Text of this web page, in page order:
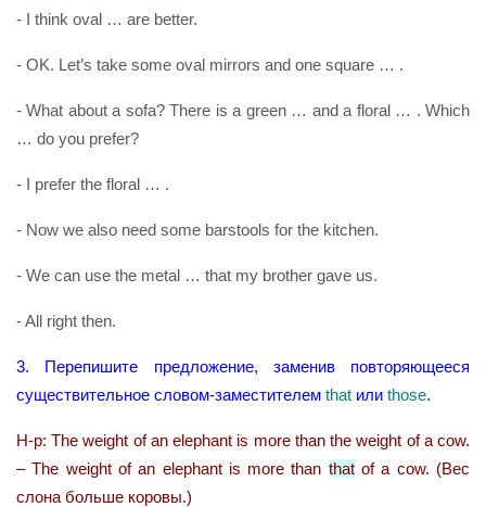
- I think oval … are better.
- OK. Let’s take some oval mirrors and one square … .
- What about a sofa? There is a green … and a floral … . Which
… do you prefer?
- I prefer the floral … .
- Now we also need some barstools for the kitchen.
- We can use the metal … that my brother gave us.
- All right then.
3. Перепишите предложение, заменив повторяющееся
существительное словом-заместителем that или those.
Н-р: The weight of an elephant is more than the weight of a cow.
– The weight of an elephant is more than thatof a cow. (Вес
слона больше коровы.)